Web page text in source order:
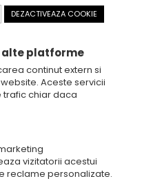
DEZACTIVEAZA COOKIE
alte platforme
continut extern si
Aceste servicii
chiar daca
vizitatorii acestui
reclame personalizate.